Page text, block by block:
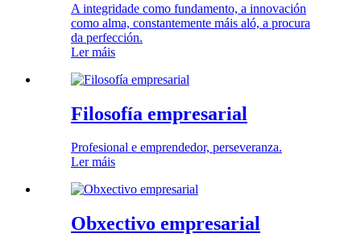
A integridade como fundamento, a innovación
como alma, constantemente máis aló, a procura
da perfección.
Ler máis
Filosofía empresarial
Profesional e emprendedor, perseveranza.
Ler máis
Obxectivo empresarial